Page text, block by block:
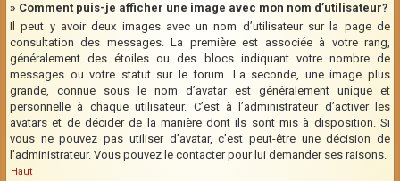
» Comment puis-je afficher une image avec mon nom d’utilisateur?
Il peut y avoir deux images avec un nom d’utilisateur sur la page de
consultation des messages. La première est associée à votre rang,
généralement des étoiles ou des blocs indiquant votre nombre de
messages ou votre statut sur le forum. La seconde, une image plus
grande, connue sous le nom d’avatar est généralement unique et
personnelle à chaque utilisateur. C’est à l’administrateur d’activer les
avatars et de décider de la manière dont ils sont mis à disposition. Si
vous ne pouvez pas utiliser d’avatar, c’est peut-être une décision de
l’administrateur. Vous pouvez le contacter pour lui demander ses raisons.
Haut